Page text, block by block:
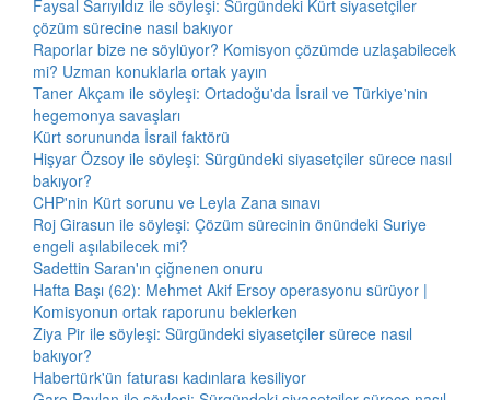
Faysal Sarıyıldız ile söyleşi: Sürgündeki Kürt siyasetçiler
çözüm sürecine nasıl bakıyor
Raporlar bize ne söylüyor? Komisyon çözümde uzlaşabilecek
mi? Uzman konuklarla ortak yayın
Taner Akçam ile söyleşi: Ortadoğu'da İsrail ve Türkiye'nin
hegemonya savaşları
Kürt sorununda İsrail faktörü
Hişyar Özsoy ile söyleşi: Sürgündeki siyasetçiler sürece nasıl
bakıyor?
CHP'nin Kürt sorunu ve Leyla Zana sınavı
Roj Girasun ile söyleşi: Çözüm sürecinin önündeki Suriye
engeli aşılabilecek mi?
Sadettin Saran'ın çiğnenen onuru
Hafta Başı (62): Mehmet Akif Ersoy operasyonu sürüyor |
Komisyonun ortak raporunu beklerken
Ziya Pir ile söyleşi: Sürgündeki siyasetçiler sürece nasıl
bakıyor?
Habertürk'ün faturası kadınlara kesiliyor